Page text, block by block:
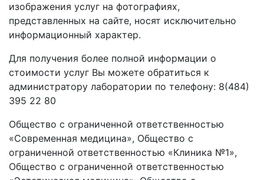
изображения услуг на фотографиях,
представленных на сайте, носят исключительно
информационный характер.
Для получения более полной информации о
стоимости услуг Вы можете обратиться к
администратору лаборатории по телефону: 8(484)
395 22 80
Общество с ограниченной ответственностью
«Современная медицина», Общество с
ограниченной ответственностью «Клиника №1»,
Общество с ограниченной ответственностью